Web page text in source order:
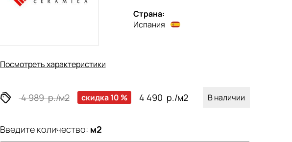
Страна:
Испания
Посмотреть характеристики
4 989р./м2 скидка 10 % 4 490 р./м2 В наличии
Введите количество: м2